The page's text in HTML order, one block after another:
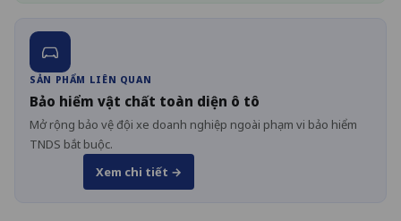
SẢN PHẨM LIÊN QUAN
Bảo hiểm vật chất toàn diện ô tô
Mở rộng bảo vệ đội xe doanh nghiệp ngoài phạm vi bảo hiểm
TNDS bắt buộc.
Xem chi tiết →